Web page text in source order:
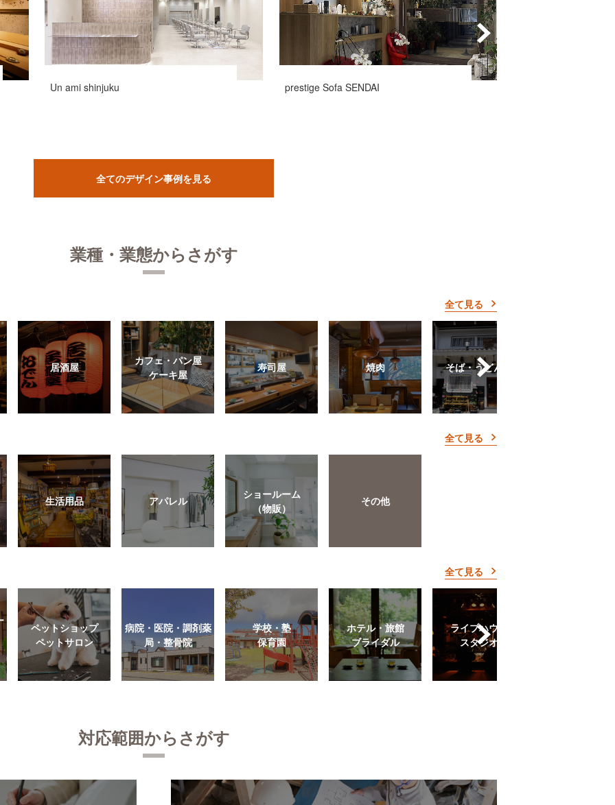
Un ami shinjuku prestige Sofa SENDAI
全てのデザイン事例を見る
業種・業態からさがす
全て見る
居酒屋
カフェ・パン屋
ケーキ屋
寿司屋 焼肉 そば・うどん屋
全て見る
生活用品 アパレル
ショールーム
（物販）
その他
全て見る
ペットショップ
ペットサロン
病院・医院・調剤薬
局・整骨院
学校・塾
保育園
ホテル・旅館
ブライダル
ライブハウス
スタジオ
対応範囲からさがす